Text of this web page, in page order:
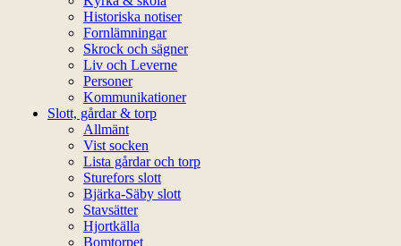
Historiska notiser
Fornlämningar
Skrock och sägner
Liv och Leverne
Personer
Kommunikationer
Slott, gårdar & torp
Allmänt
Vist socken
Lista gårdar och torp
Sturefors slott
Bjärka-Säby slott
Stavsätter
Hjortkälla
Bomtorpet